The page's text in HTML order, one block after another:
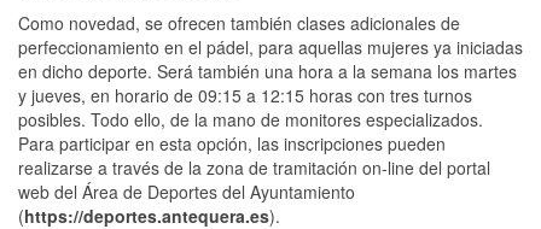
Como novedad, se ofrecen también clases adicionales de
perfeccionamiento en el pádel, para aquellas mujeres ya iniciadas
en dicho deporte. Será también una hora a la semana los martes
y jueves, en horario de 09:15 a 12:15 horas con tres turnos
posibles. Todo ello, de la mano de monitores especializados.
Para participar en esta opción, las inscripciones pueden
realizarse a través de la zona de tramitación on-line del portal
web del Área de Deportes del Ayuntamiento
(https://deportes.antequera.es).